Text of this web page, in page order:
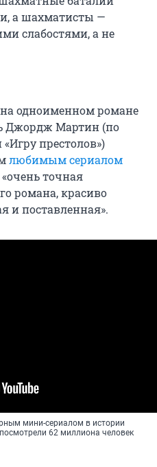
а шахматисты —
слабостями, а не
одноименном романе
Джордж Мартин (по
престолов»)
любимым сериалом
«очень точная
романа, красиво
и поставленная».
мини-сериалом в истории
62 миллиона человек